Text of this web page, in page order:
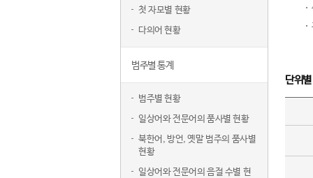
첫 자모별 현황
다의어 현황
범주별 통계
범주별 현황
일상어와 전문어의 품사별 현황
북한어, 방언, 옛말 범주의 품사별
현황
일상어와 전문어의 음절 수별 현
단위